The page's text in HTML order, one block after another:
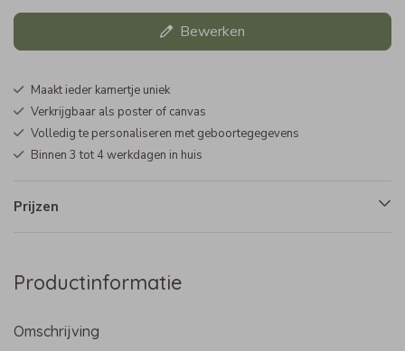
Bewerken
Maakt ieder kamertje uniek
Verkrijgbaar als poster of canvas
Volledig te personaliseren met geboortegegevens
Binnen 3 tot 4 werkdagen in huis
Prijzen
Productinformatie
Omschrijving